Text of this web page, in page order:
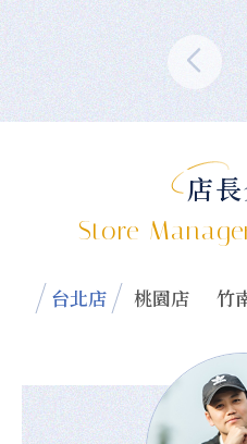
店
Store
台北店 桃園店 竹